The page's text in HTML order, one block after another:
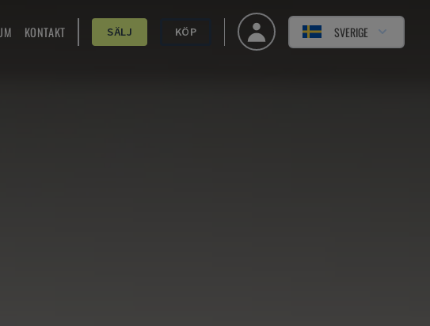
KONTAKT SÄLJ KÖP SVERIGE